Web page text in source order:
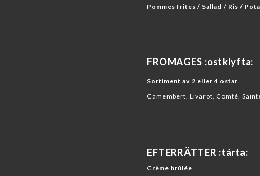
Pommes frites / Sallad / Ris /
FROMAGES :ostklyfta:
Sortiment av 2 eller 4 ostar
Camembert, Livarot, Comté,
EFTERRÄTTER :tårta:
Crème brûlée